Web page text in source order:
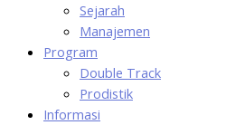
Sejarah
Manajemen
Program
Double Track
Prodistik
Informasi